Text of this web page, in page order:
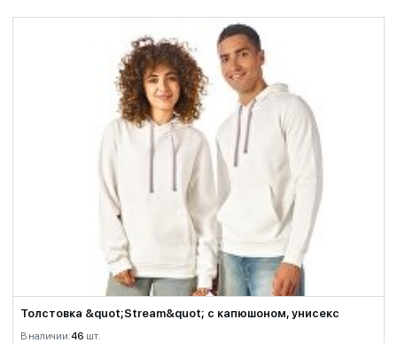
Толстовка &quot;Stream&quot; с капюшоном, унисекс
В наличии:46 шт.